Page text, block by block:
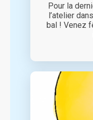
Pour la
l’atelier
bal ! Venez